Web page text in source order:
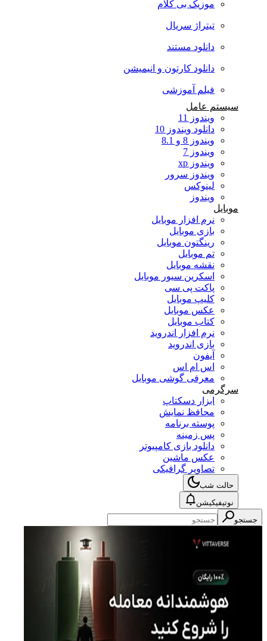
موزیک بی کلام
تیتراژ سریال
دانلود مستند
دانلود کارتون و انیمیشن
فیلم آموزشی
سیستم عامل
ویندوز 11
دانلود ویندوز 10
ویندوز 8 و 8.1
ویندوز 7
ویندوز xp
ویندوز سرور
لینوکس
ویندوز
موبایل
نرم افزار موبایل
بازی موبایل
رینگتون موبایل
تم موبایل
نقشه موبایل
اسکرین سیور موبایل
پاکت پی سی
کلیپ موبایل
عکس موبایل
کتاب موبایل
نرم افزار اندروید
بازی اندروید
آیفون
اس ام اس
معرفی گوشی موبایل
سرگرمی
ابزار دسکتاپ
محافظ نمایش
پوسته برنامه
پس زمینه
دانلود بازی کامپیوتر
عکس ماشین
تصاویر گرافیکی
حالت شب
نوتیفیکیشن
جستجو